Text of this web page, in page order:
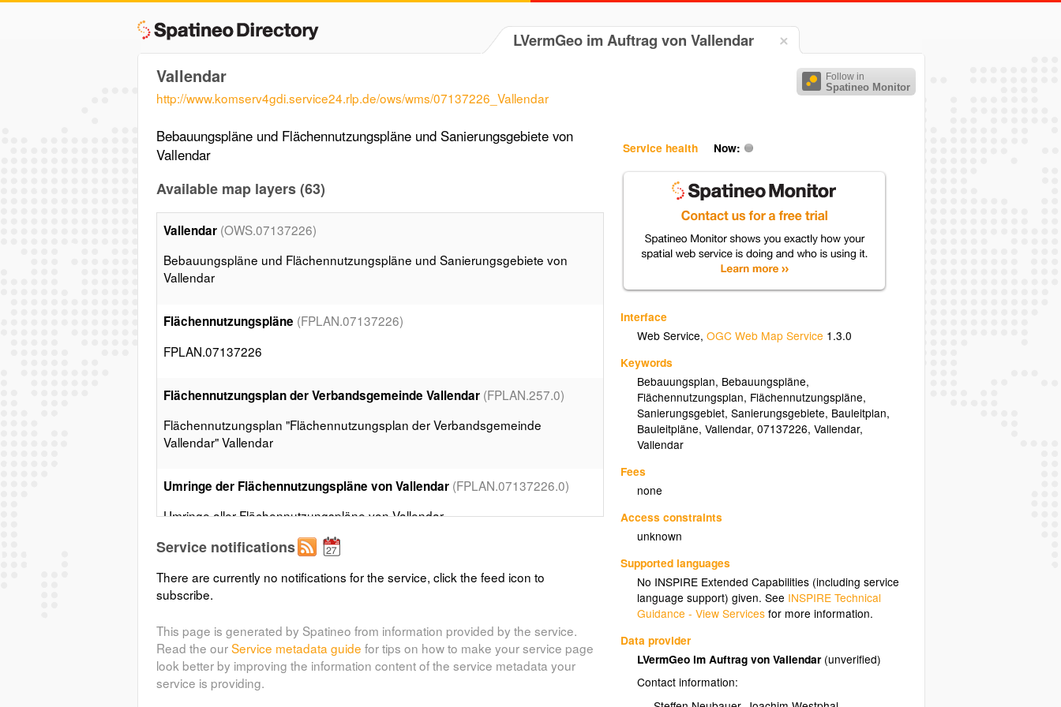
LVermGeo im Auftrag von Vallendar
Follow in
Spatineo Monitor
Vallendar
http://www.komserv4gdi.service24.rlp.de/ows/wms/07137226_Vallendar
Service health Now:
Interface
Web Service,OGC Web Map Service 1.3.0
Keywords
Bebauungsplan, Bebauungspläne,
Flächennutzungsplan, Flächennutzungspläne,
Sanierungsgebiet,Sanierungsgebiete, Bauleitplan,
Bauleitpläne,Vallendar,07137226,Vallendar,
Vallendar
Fees
none
Access constraints
unknown
Supported languages
No INSPIRE Extended Capabilities (including service
language support) given. See INSPIRE Technical
Guidance - View Services for more information.
Data provider
LVermGeo im Auftrag von Vallendar (unverified)
Contact information:
Bebauungspläne und Flächennutzungspläne und Sanierungsgebiete von
Vallendar
Available map layers (63)
Vallendar (OWS.07137226)
Bebauungspläne und Flächennutzungspläne und Sanierungsgebiete von
Vallendar
Flächennutzungspläne (FPLAN.07137226)
FPLAN.07137226
Flächennutzungsplan der Verbandsgemeinde Vallendar (FPLAN.257.0)
Flächennutzungsplan "Flächennutzungsplan der Verbandsgemeinde
Vallendar" Vallendar
Umringe der Flächennutzungspläne von Vallendar (FPLAN.07137226.0)
Umringe aller Flächennutzungspläne von Vallendar
(BPLAN.07137226)
BPLAN.07137226
Auf der Insel / Unterm Goessel(BPlan.07137226.1.0)
Auf der Insel / Unterm Goessel
Layer metadata (xml
Service notifications
There are currently no notifications for the service, click the feed icon to
subscribe.
This page is generated by Spatineo from information provided by the service.
Read the ourService metadata guide for tips on how to make your service page
look better by improving the information content of the service metadata your
service is providing.